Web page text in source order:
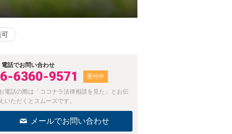
可
電話でお問い合わせ
6360-9571 受付中
電話の際は「ココナラ法律相談を見た」とお伝
えいただくとスムーズです。
メールでお問い合わせ